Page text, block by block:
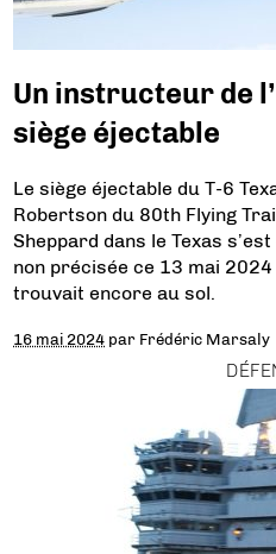
Un instructeur de
siège éjectable
Le siège éjectable du T-6
Robertson du 80th Flying
Sheppard dans le Texas
non précisée ce 13 mai 2024
trouvait encore au sol.
16 mai 2024 par Frédéric Marsaly